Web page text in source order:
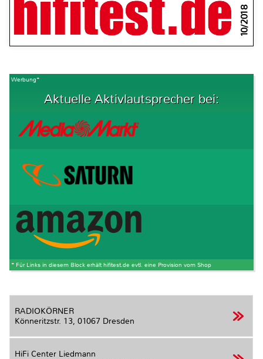
10/2018
Werbung*
Aktuelle Aktivlautsprecher bei:
* Für Links in diesem Block erhält hifitest.de evtl. eine Provision vom Shop
RADIOKÖRNER
Könneritzstr. 13, 01067 Dresden
HiFi Center Liedmann